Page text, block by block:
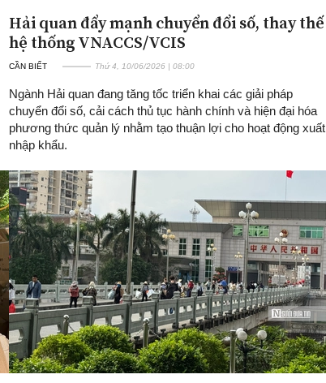
Hải quan đẩy mạnh chuyển đổi số, thay thế
hệ thống VNACCS/VCIS
CẦN BIẾT Thứ 4, 10/06/2026 | 08:00
Ngành Hải quan đang tăng tốc triển khai các giải pháp
chuyển đổi số, cải cách thủ tục hành chính và hiện đại hóa
phương thức quản lý nhằm tạo thuận lợi cho hoạt động xuất
nhập khẩu.